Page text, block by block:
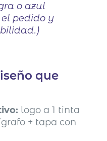
o azul
pedido y
que
logo a 1 tinta
+ tapa con